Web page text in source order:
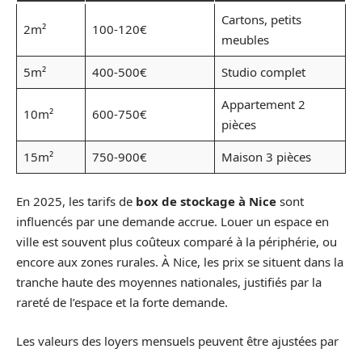
2m² 100-120€
Cartons, petits
meubles
5m²
400-500€ Studio complet
10m² 600-750€
Appartement 2
pièces
15m²
750-900€ Maison 3 pièces
En 2025, les tarifs de box de stockage à Nice sont
influencés par une demande accrue. Louer un espace en
ville est souvent plus coûteux comparé à la périphérie, ou
encore aux zones rurales. À Nice, les prix se situent dans la
tranche haute des moyennes nationales, justifiés par la
rareté de l’espace et la forte demande.
Les valeurs des loyers mensuels peuvent être ajustées par